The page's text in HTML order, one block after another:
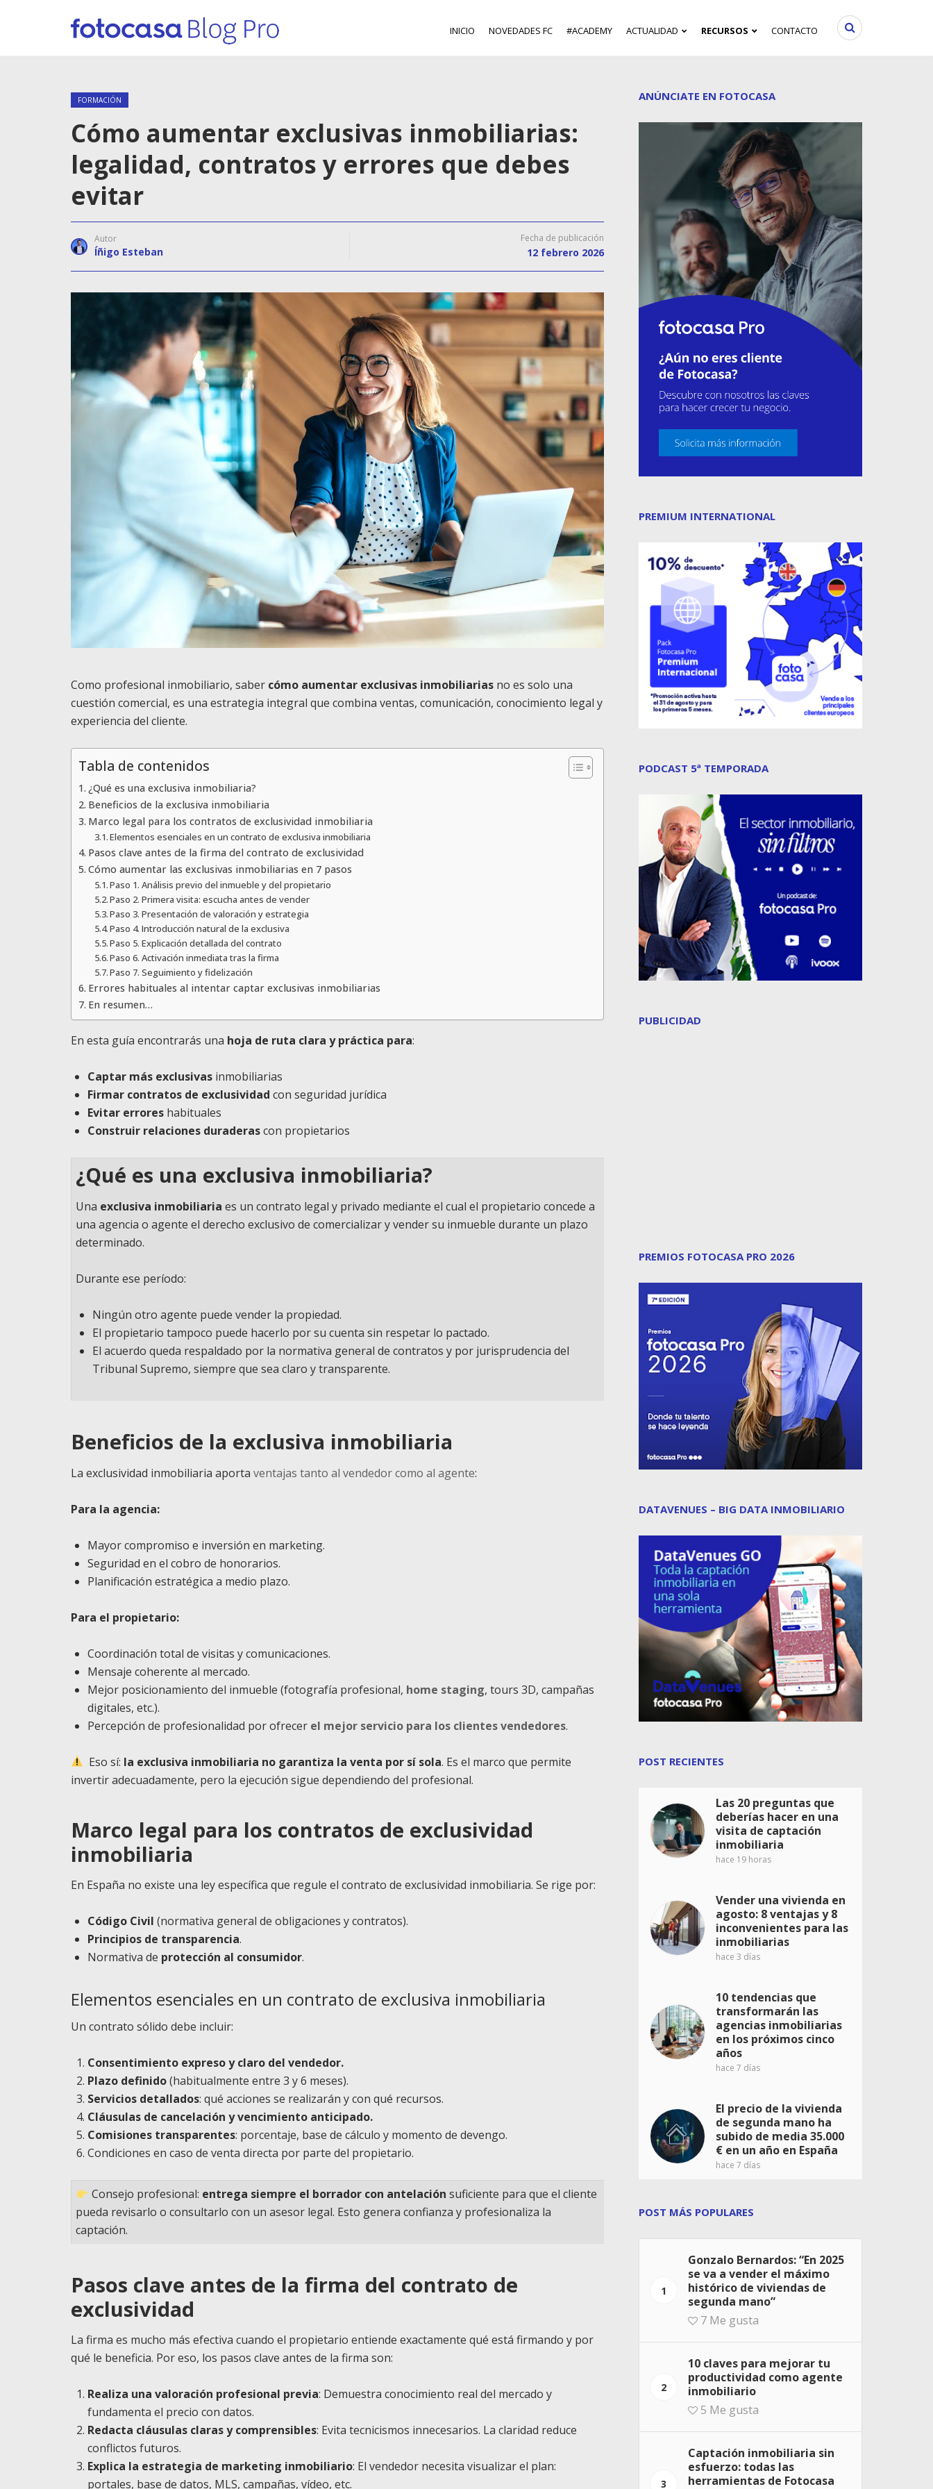
INICIO NOVEDADES FC #ACADEMY ACTUALIDAD RECURSOS CONTACTO
FORMACIÓN
Cómo aumentar exclusivas inmobiliarias:
legalidad, contratos y errores que debes
evitar
Autor
Íñigo Esteban
Fecha de publicación
12 febrero 2026
Como profesional inmobiliario, saber cómo aumentar exclusivas inmobiliarias no es solo una
cuestión comercial, es una estrategia integral que combina ventas, comunicación, conocimiento legal y
experiencia del cliente.
Tabla de contenidos
¿Qué es una exclusiva inmobiliaria?
Beneficios de la exclusiva inmobiliaria
Marco legal para los contratos de exclusividad inmobiliaria
Elementos esenciales en un contrato de exclusiva inmobiliaria
Pasos clave antes de la firma del contrato de exclusividad
Cómo aumentar las exclusivas inmobiliarias en 7 pasos
Paso 1. Análisis previo del inmueble y del propietario
Paso 2. Primera visita: escucha antes de vender
Paso 3. Presentación de valoración y estrategia
Paso 4. Introducción natural de la exclusiva
Paso 5. Explicación detallada del contrato
Paso 6. Activación inmediata tras la firma
Paso 7. Seguimiento y fidelización
Errores habituales al intentar captar exclusivas inmobiliarias
En resumen…
En esta guía encontrarás una hoja de ruta clara y práctica para:
Captar más exclusivas inmobiliarias
Firmar contratos de exclusividad con seguridad jurídica
Evitar errores habituales
Construir relaciones duraderascon propietarios
¿Qué es una exclusiva inmobiliaria?
Una exclusiva inmobiliaria es un contrato legal y privado mediante el cual el propietario concede a
una agencia o agente el derecho exclusivo de comercializar y vender su inmueble durante un plazo
determinado.
Durante ese período:
Ningún otro agente puede vender la propiedad.
El propietario tampoco puede hacerlo por su cuenta sin respetar lo pactado.
El acuerdo queda respaldado por la normativa general de contratos y por jurisprudencia del
Tribunal Supremo, siempre que sea claro y transparente.
Beneficios de la exclusiva inmobiliaria
La exclusividad inmobiliaria aporta ventajas tanto al vendedor como al agente:
Para la agencia:
Mayor compromiso e inversión en marketing.
Seguridad en el cobro de honorarios.
Planificación estratégica a medio plazo.
Para el propietario:
Coordinación total de visitas y comunicaciones.
Mensaje coherente al mercado.
Mejor posicionamiento del inmueble (fotografía profesional, home staging, tours 3D, campañas
digitales, etc.).
Percepción de profesionalidad por ofrecer el mejor servicio para los clientes vendedores.
Eso sí: la exclusiva inmobiliaria no garantiza la venta por sí sola. Es el marco que permite
invertir adecuadamente, pero la ejecución sigue dependiendo del profesional.
Marco legal para los contratos de exclusividad
inmobiliaria
En España no existe una ley específica que regule el contrato de exclusividad inmobiliaria. Se rige por:
Código Civil (normativa general de obligaciones y contratos).
Principios de transparencia.
Normativa de protección al consumidor.
Elementos esenciales en un contrato de exclusiva inmobiliaria
Un contrato sólido debe incluir:
Consentimiento expreso y claro del vendedor.
Plazo definido(habitualmente entre 3 y 6 meses).
Servicios detallados: qué acciones se realizarán y con qué recursos.
Cláusulas de cancelación y vencimiento anticipado.
Comisiones transparentes: porcentaje, base de cálculo y momento de devengo.
Condiciones en caso de venta directa por parte del propietario.
Consejo profesional: entrega siempre el borrador con antelación suficiente para que el cliente
pueda revisarlo o consultarlo con un asesor legal. Esto genera confianza y profesionaliza la
captación.
Pasos clave antes de la firma del contrato de
exclusividad
La firma es mucho más efectiva cuando el propietario entiende exactamente qué está firmando y por
qué le beneficia. Por eso, los pasos clave antes de la firma son:
Realiza una valoración profesional previa: Demuestra conocimiento real del mercado y
fundamenta el precio con datos.
Redacta cláusulas claras y comprensibles: Evita tecnicismos innecesarios. La claridad reduce
conflictos futuros.
Explica la estrategia de marketing inmobiliario: El vendedor necesita visualizar el plan:
portales, base de datos, MLS, campañas, vídeo, etc.
ANÚNCIATE EN FOTOCASA
PREMIUM INTERNATIONAL
PODCAST 5ª TEMPORADA
PUBLICIDAD
PREMIOS FOTOCASA PRO 2026
DATAVENUES – BIG DATA INMOBILIARIO
POST RECIENTES
Las 20 preguntas que
deberías hacer en una
visita de captación
inmobiliaria
hace 19 horas
Vender una vivienda en
agosto: 8 ventajas y 8
inconvenientes para las
inmobiliarias
hace 3 días
10 tendencias que
transformarán las
agencias inmobiliarias
en los próximos cinco
años
hace 7 días
El precio de la vivienda
de segunda mano ha
subido de media 35.000
€ en un año en España
hace 7 días
POST MÁS POPULARES
1
Gonzalo Bernardos: “En 2025
se va a vender el máximo
histórico de viviendas de
segunda mano”
7 Me gusta
2
10 claves para mejorar tu
productividad como agente
inmobiliario
5 Me gusta
3
Captación inmobiliaria sin
esfuerzo: todas las
herramientas de Fotocasa